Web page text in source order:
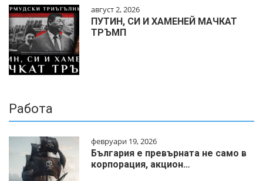
август 2, 2026
ПУТИН, СИ И ХАМЕНЕЙ МАЧКАТ
ТРЪМП
Работа
февруари 19, 2026
България е превърната не само в
корпорация, акцион…